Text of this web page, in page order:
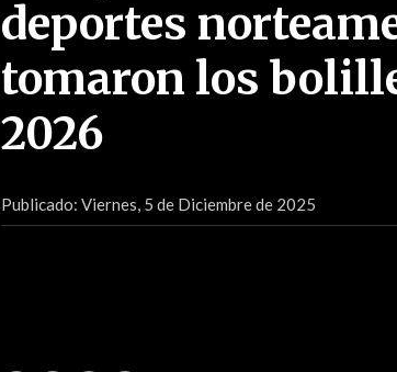
deportes
tomaron los
2026
Publicado: Viernes, 5 de Diciembre de 2025